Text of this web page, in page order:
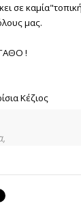
σε
μας.
!
Κέζιος